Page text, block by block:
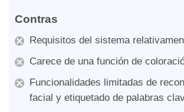
Contras
Requisitos del sistema
Carece de una función de
Funcionalidades limitadas de
facial y etiquetado de palabras